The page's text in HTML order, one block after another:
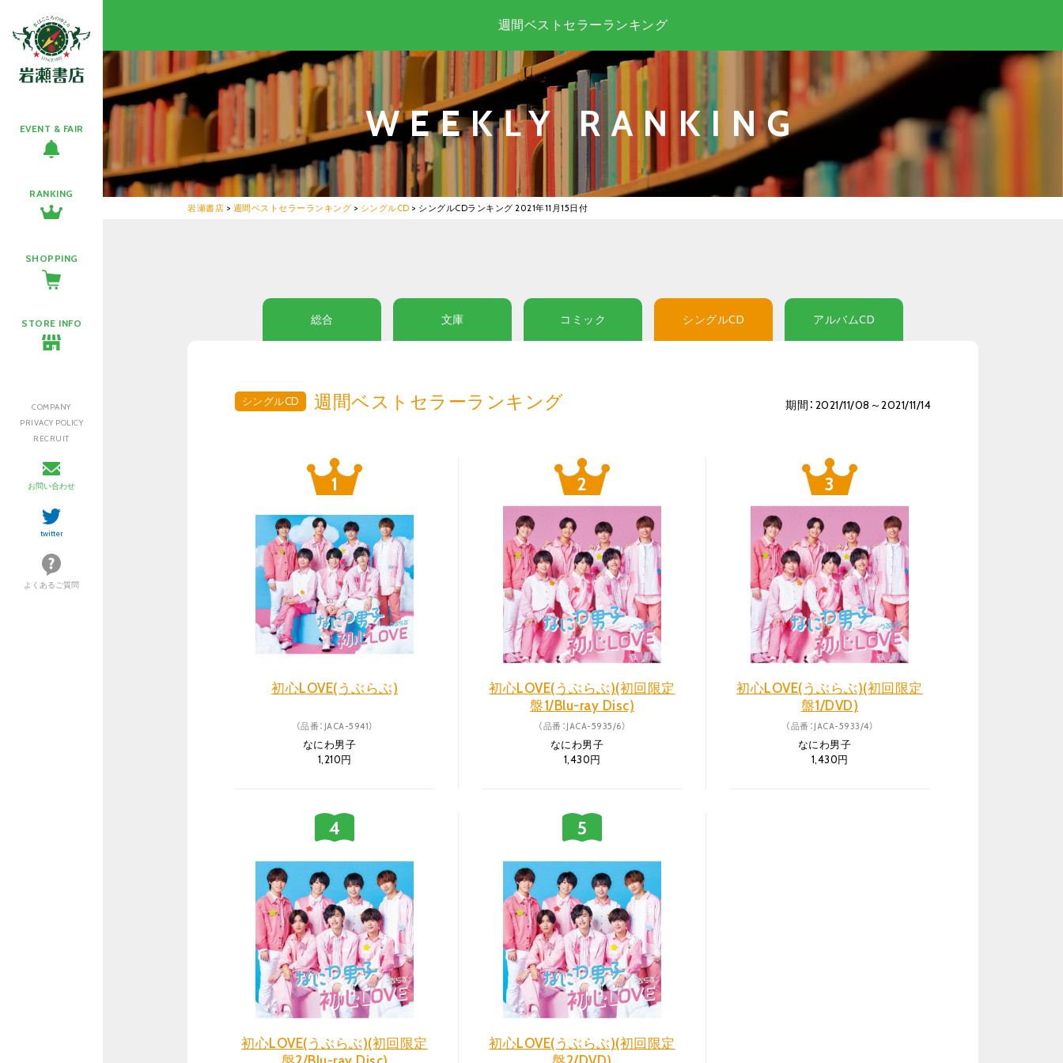
EVENT & FAIR
RANKING
SHOPPING
STORE INFO
COMPANY
PRIVACY POLICY
RECRUIT
お問い合わせ
twitter
よくあるご質問
週間ベストセラーランキング
WEEKLY RANKING
岩瀬書店 > 週間ベストセラーランキング > シングルCD > シングルCDランキング 2021年11月15日付
総合 文庫 コミック シングルCD アルバムCD
シングルCD 週間ベストセラーランキング 期間：2021/11/08～2021/11/14
初心LOVE(うぶらぶ)
（品番：JACA-5941）
なにわ男子
1,210円
初心LOVE(うぶらぶ)(初回限定
盤1/Blu-ray Disc)
（品番：JACA-5935/6）
なにわ男子
1,430円
初心LOVE(うぶらぶ)(初回限定
盤1/DVD)
（品番：JACA-5933/4）
なにわ男子
1,430円
初心LOVE(うぶらぶ)(初回限定
初心LOVE(うぶらぶ)(初回限定